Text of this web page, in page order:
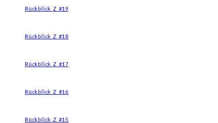
Rückblick Z #19
Rückblick Z #18
Rückblick Z #17
Rückblick Z #16
Rückblick Z #15